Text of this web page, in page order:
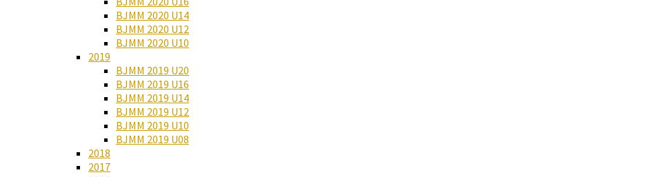
BJMM 2020 U14
BJMM 2020 U12
BJMM 2020 U10
2019
BJMM 2019 U20
BJMM 2019 U16
BJMM 2019 U14
BJMM 2019 U12
BJMM 2019 U10
BJMM 2019 U08
2018
2017